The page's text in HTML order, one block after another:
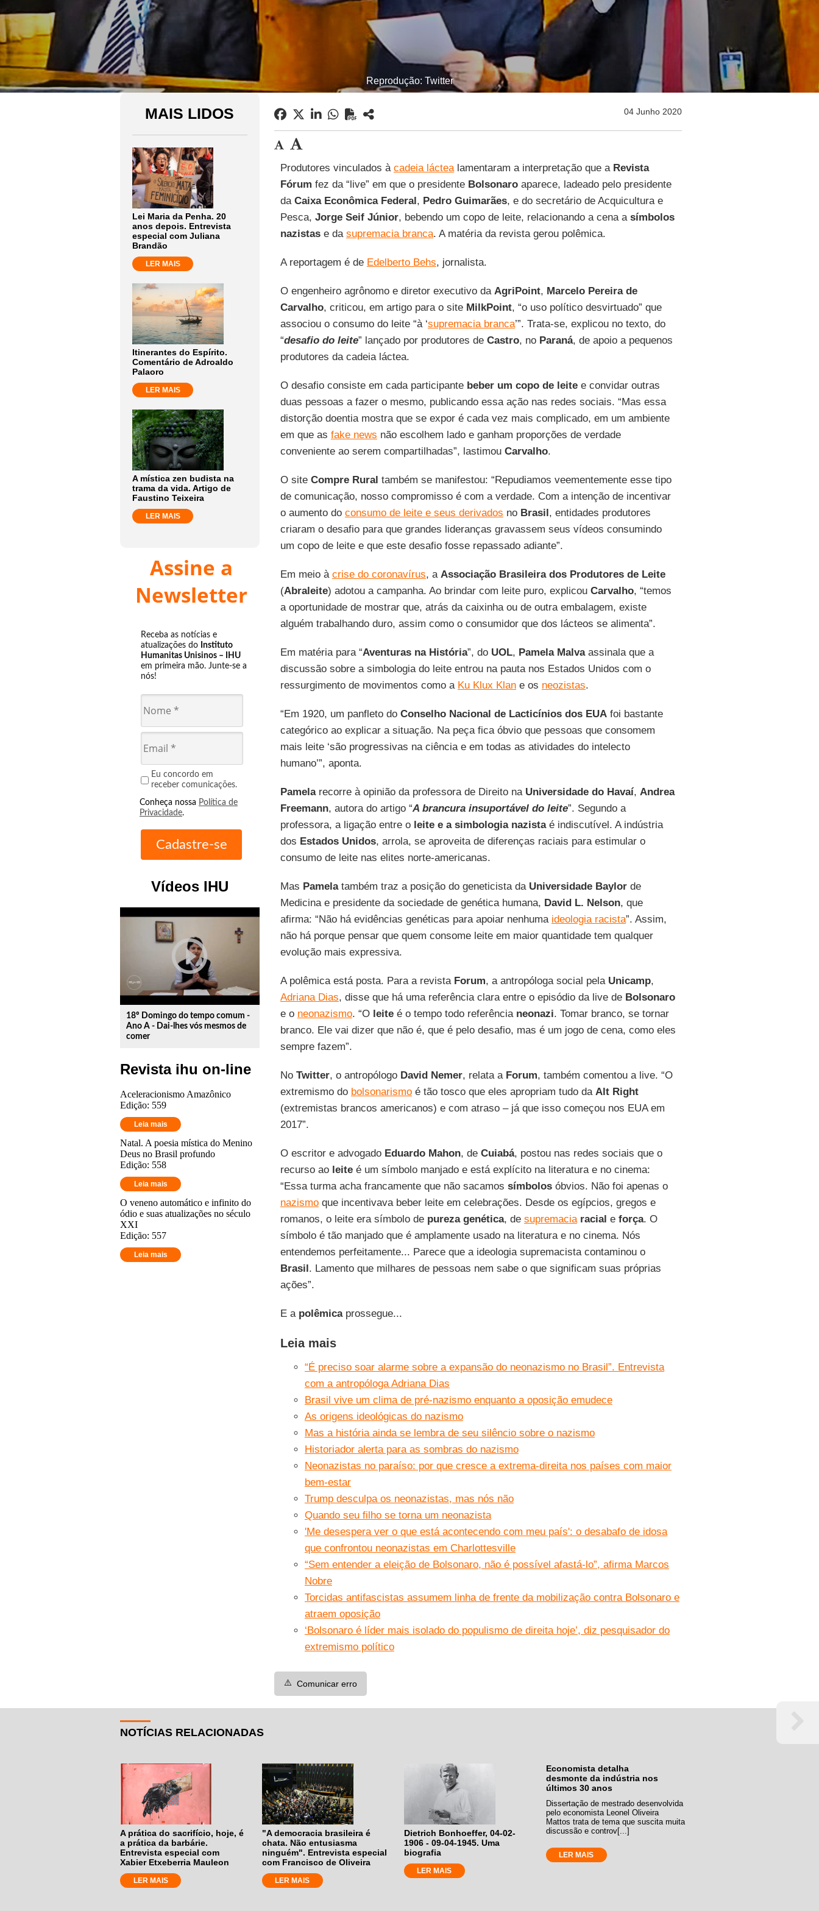
Reprodução: Twitter
MAIS LIDOS
Lei Maria da Penha. 20
anos depois. Entrevista
especial com Juliana
Brandão
LER MAIS
Itinerantes do Espírito.
Comentário de Adroaldo
Palaoro
LER MAIS
A mística zen budista na
trama da vida. Artigo de
Faustino Teixeira
LER MAIS
Assine a
Newsletter
Receba as notícias e
atualizações do Instituto
Humanitas Unisinos – IHU
em primeira mão. Junte-se a
nós!
Eu concordo em
receber comunicações.
Conheça nossa Política de
Privacidade.
Vídeos IHU
play_circle_outline
18º Domingo do tempo comum -
Ano A - Dai-lhes vós mesmos de
comer
Revista ihu on-line
Aceleracionismo Amazônico
Edição: 559
Leia mais
Natal. A poesia mística do Menino
Deus no Brasil profundo
Edição: 558
Leia mais
O veneno automático e infinito do
ódio e suas atualizações no século
XXI
Edição: 557
Leia mais
04 Junho 2020
Produtores vinculados à cadeia láctealamentaram a interpretação que a Revista
Fórum fez da “live” em que o presidente Bolsonaroaparece, ladeado pelo presidente
da Caixa Econômica Federal, Pedro Guimarães, e do secretário de Acquicultura e
Pesca, Jorge Seif Júnior, bebendo um copo de leite, relacionando a cena a símbolos
nazistase da supremacia branca. A matéria da revista gerou polêmica.
A reportagem é de Edelberto Behs, jornalista.
O engenheiro agrônomo e diretor executivo da AgriPoint, Marcelo Pereira de
Carvalho, criticou, em artigo para o site MilkPoint, “o uso político desvirtuado” que
associou o consumo do leite “à ‘supremacia branca’”. Trata-se, explicou no texto, do
“desafio do leite” lançado por produtores de Castro, no Paraná, de apoio a pequenos
produtores da cadeia láctea.
O desafio consiste em cada participante beber um copo de leitee convidar outras
duas pessoas a fazer o mesmo, publicando essa ação nas redes sociais. “Mas essa
distorção doentia mostra que se expor é cada vez mais complicado, em um ambiente
em que as fake news não escolhem lado e ganham proporções de verdade
conveniente ao serem compartilhadas”, lastimou Carvalho.
O site Compre Rural também se manifestou: “Repudiamos veementemente esse tipo
de comunicação, nosso compromisso é com a verdade. Com a intenção de incentivar
o aumento do consumo de leite e seus derivados no Brasil, entidades produtores
criaram o desafio para que grandes lideranças gravassem seus vídeos consumindo
um copo de leite e que este desafio fosse repassado adiante”.
Em meio à crise do coronavírus, a Associação Brasileira dos Produtores de Leite
(Abraleite) adotou a campanha. Ao brindar com leite puro, explicou Carvalho, “temos
a oportunidade de mostrar que, atrás da caixinha ou de outra embalagem, existe
alguém trabalhando duro, assim como o consumidor que dos lácteos se alimenta”.
Em matéria para “Aventuras na História”, do UOL, Pamela Malvaassinala que a
discussão sobre a simbologia do leite entrou na pauta nos Estados Unidos com o
ressurgimento de movimentos como a Ku Klux Klane os neozistas.
“Em 1920, um panfleto do Conselho Nacional de Lacticínios dos EUAfoi bastante
categórico ao explicar a situação. Na peça fica óbvio que pessoas que consomem
mais leite ‘são progressivas na ciência e em todas as atividades do intelecto
humano’”, aponta.
Pamelarecorre à opinião da professora de Direito na Universidade do Havaí, Andrea
Freemann, autora do artigo “A brancura insuportável do leite”. Segundo a
professora, a ligação entre o leite e a simbologia nazistaé indiscutível. A indústria
dos Estados Unidos, arrola, se aproveita de diferenças raciais para estimular o
consumo de leite nas elites norte-americanas.
Mas Pamelatambém traz a posição do geneticista da Universidade Baylorde
Medicina e presidente da sociedade de genética humana, David L. Nelson, que
afirma: “Não há evidências genéticas para apoiar nenhuma ideologia racista”. Assim,
não há porque pensar que quem consome leite em maior quantidade tem qualquer
evolução mais expressiva.
A polêmica está posta. Para a revistaForum, a antropóloga social pela Unicamp,
Adriana Dias, disse que há uma referência clara entre o episódio da live de Bolsonaro
e o neonazismo. “O leiteé o tempo todo referência neonazi. Tomar branco, se tornar
branco. Ele vai dizer que não é, que é pelo desafio, mas é um jogo de cena, como eles
sempre fazem”.
No Twitter, o antropólogo David Nemer, relata a Forum, também comentou a live. “O
extremismo do bolsonarismoé tão tosco que eles apropriam tudo da Alt Right
(extremistas brancos americanos) e com atraso – já que isso começou nos EUA em
2017”.
O escritor e advogado Eduardo Mahon, de Cuiabá, postou nas redes sociais que o
recurso ao leiteé um símbolo manjado e está explícito na literatura e no cinema:
“Essa turma acha francamente que não sacamos símbolosóbvios. Não foi apenas o
nazismoque incentivava beber leite em celebrações. Desde os egípcios, gregos e
romanos, o leite era símbolo de pureza genética, de supremaciaracial e força. O
símbolo é tão manjado que é amplamente usado na literatura e no cinema. Nós
entendemos perfeitamente... Parece que a ideologia supremacista contaminou o
Brasil. Lamento que milhares de pessoas nem sabe o que significam suas próprias
ações”.
E a polêmicaprossegue...
Leia mais
“É preciso soar alarme sobre a expansão do neonazismo no Brasil”. Entrevista
com a antropóloga Adriana Dias
Brasil vive um clima de pré-nazismo enquanto a oposição emudece
As origens ideológicas do nazismo
Mas a história ainda se lembra de seu silêncio sobre o nazismo
Historiador alerta para as sombras do nazismo
Neonazistas no paraíso: por que cresce a extrema-direita nos países com maior
bem-estar
Trump desculpa os neonazistas, mas nós não
Quando seu filho se torna um neonazista
'Me desespera ver o que está acontecendo com meu país': o desabafo de idosa
que confrontou neonazistas em Charlottesville
“Sem entender a eleição de Bolsonaro, não é possível afastá-lo”, afirma Marcos
Nobre
Torcidas antifascistas assumem linha de frente da mobilização contra Bolsonaro e
atraem oposição
‘Bolsonaro é líder mais isolado do populismo de direita hoje’, diz pesquisador do
extremismo político
⚠️ Comunicar erro
NOTÍCIAS RELACIONADAS
A prática do sacrifício, hoje, é
a prática da barbárie.
Entrevista especial com
Xabier Etxeberria Mauleon
LER MAIS
"A democracia brasileira é
chata. Não entusiasma
ninguém". Entrevista especial
com Francisco de Oliveira
LER MAIS
Dietrich Bonhoeffer, 04-02-
1906 - 09-04-1945. Uma
biografia
LER MAIS
Economista detalha
desmonte da indústria nos
últimos 30 anos
Dissertação de mestrado desenvolvida
pelo economista Leonel Oliveira
Mattos trata de tema que suscita muita
discussão e controv[...]
LER MAIS